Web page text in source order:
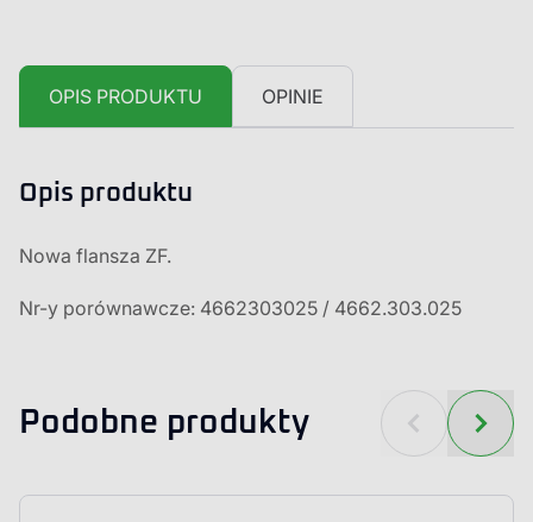
OPIS PRODUKTU OPINIE
Opis produktu
Nowa flansza ZF.
Nr-y porównawcze: 4662303025 / 4662.303.025
Podobne produkty